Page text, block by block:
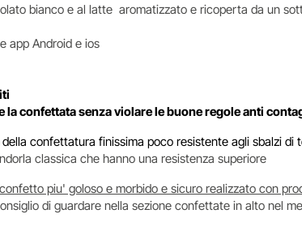
bianco e al latte aromatizzato e ricoperta da un
app Android e ios
confettata senza violare le buone regole anti
confettatura finissima poco resistente agli sbalzi di
classica che hanno una resistenza superiore
piu' goloso e morbido e sicuro realizzato con
di guardare nella sezione confettate in alto nel